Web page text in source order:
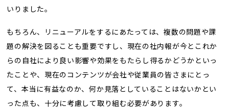
いりました。
もちろん、リニューアルをするにあたっては、複数の問題や課
題の解決を図ることも重要ですし、現在の社内報が今とこれか
らの自社により良い影響や効果をもたらし得るかどうかといっ
たことや、現在のコンテンツが会社や従業員の皆さまにとっ
て、本当に有益なのか、何か見落としていることはないかとい
った点も、十分に考慮して取り組む必要があります。